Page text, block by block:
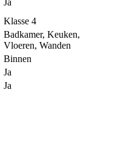
Ja
Klasse 4
Badkamer, Keuken,
Vloeren, Wanden
Binnen
Ja
Ja